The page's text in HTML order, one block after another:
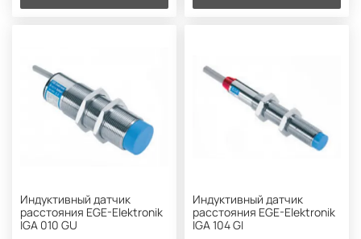
Индуктивный датчик
расстояния EGE-Elektronik
IGA 010 GU
Индуктивный датчик
расстояния EGE-Elektronik
IGA 104 GI